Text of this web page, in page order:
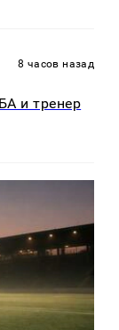
8 часов назад
и тренер